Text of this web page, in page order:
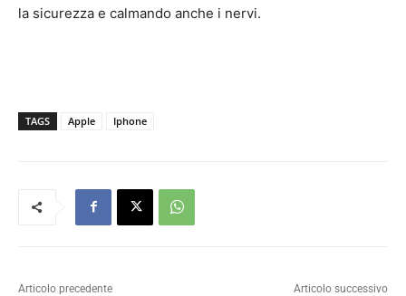
la sicurezza e calmando anche i nervi.
TAGS Apple Iphone
Articolo precedente Articolo successivo